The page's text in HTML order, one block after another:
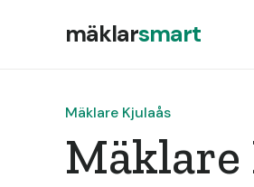
mäklarsmart
Mäklare Kjulaås
Mäklare